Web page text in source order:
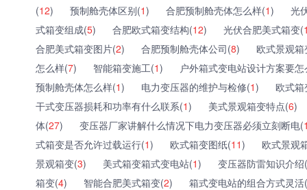
(12) 预制舱壳体区别(1) 合肥预制舱壳体怎么样(1)
光
式箱变组成(5) 合肥欧式箱变结构(12) 光伏合肥美式箱变(
合肥美式箱变图片(2) 合肥预制舱壳体公司(8)
欧式景观
怎么样(7) 智能箱变施工(1)
户外箱式变电站设计方案要
预制舱壳体怎么样(1) 电力变压器的维护与检修(1)
欧式
干式变压器损耗和功率有什么联系(1) 美式景观箱变特点(6)
体(27) 变压器厂家讲解什么情况下电力变压器必须立刻断电(
式箱变是否允许过载运行(1) 欧式箱变图纸(11)
欧式景观
景观箱变(3) 美式箱变箱式变电站(1)
变压器防雷知识介绍(
箱变(4) 智能合肥美式箱变(2)
箱式变电站的组合方式灵活(